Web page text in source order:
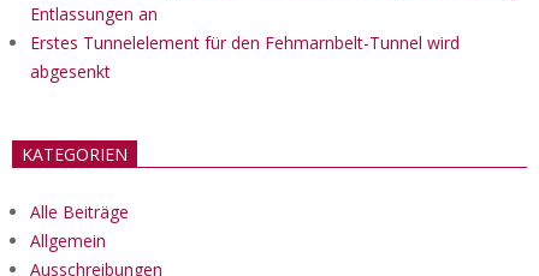
Entlassungen an
Erstes Tunnelelement für den Fehmarnbelt-Tunnel wird
abgesenkt
KATEGORIEN
Alle Beiträge
Allgemein
Ausschreibungen